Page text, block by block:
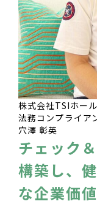
株式会社TSIホー
法務コンプライア
穴澤 彰英
チェック
構築し、
な企業価